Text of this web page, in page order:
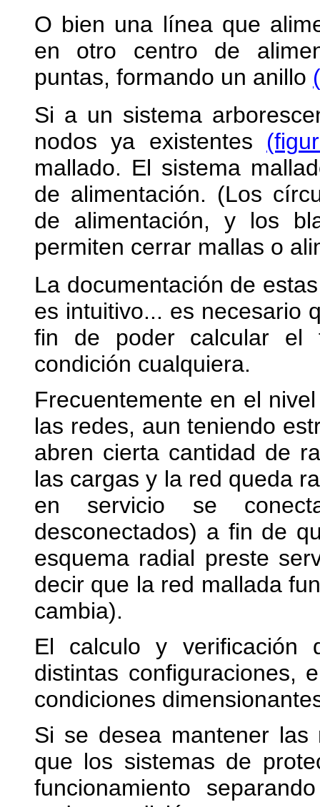
O bien una línea que
en otro centro de
puntas, formando un anillo
Si a un sistema
nodos ya existentes
mallado. El sistema
de alimentación. (Los
de alimentación, y los
permiten cerrar mallas o
La documentación de
es intuitivo... es necesario
fin de poder calcular el
condición cualquiera.
Frecuentemente en el
las redes, aun teniendo
abren cierta cantidad de
las cargas y la red queda
en servicio se
desconectados) a fin de
esquema radial preste
decir que la red mallada
cambia).
El calculo y
distintas configuraciones,
condiciones
Si se desea mantener las
que los sistemas de
funcionamiento